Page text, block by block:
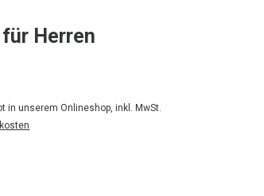
Herren
in unserem Onlineshop, inkl. MwSt.